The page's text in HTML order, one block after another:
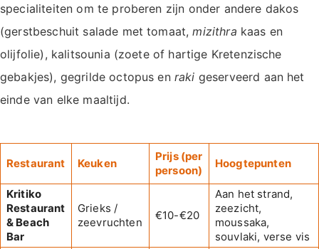
specialiteiten om te proberen zijn onder andere dakos
(gerstbeschuit salade met tomaat,mizithra kaas en
olijfolie), kalitsounia (zoete of hartige Kretenzische
gebakjes), gegrilde octopus en raki geserveerd aan het
einde van elke maaltijd.
Restaurant Keuken
Prijs (per
persoon)
Hoogtepunten
Kritiko
Restaurant
& Beach
Bar
Grieks /
zeevruchten
€10-€20
Aan het strand,
zeezicht,
moussaka,
souvlaki, verse vis